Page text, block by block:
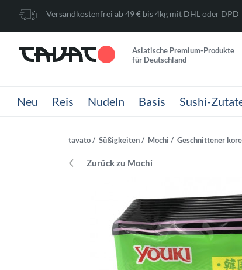
Versandkostenfrei ab 49 € bis 4kg mit DHL oder DPD
Asiatische Premium-Produkte
für Deutschland
Neu Reis Nudeln Basis Sushi-
tavato Süßigkeiten Mochi Geschnittener
Zurück zu Mochi